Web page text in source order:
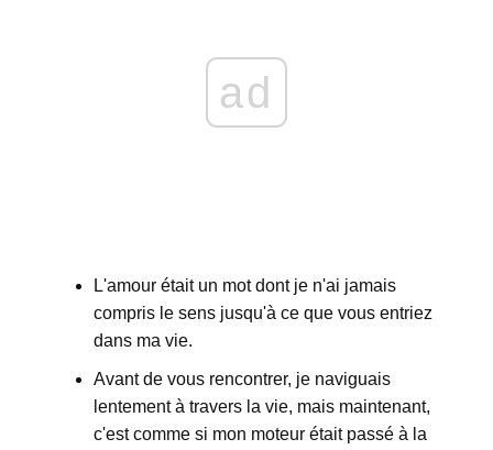
ad
L'amour était un mot dont je n'ai jamais
compris le sens jusqu'à ce que vous entriez
dans ma vie.
Avant de vous rencontrer, je naviguais
lentement à travers la vie, mais maintenant,
c'est comme si mon moteur était passé à la